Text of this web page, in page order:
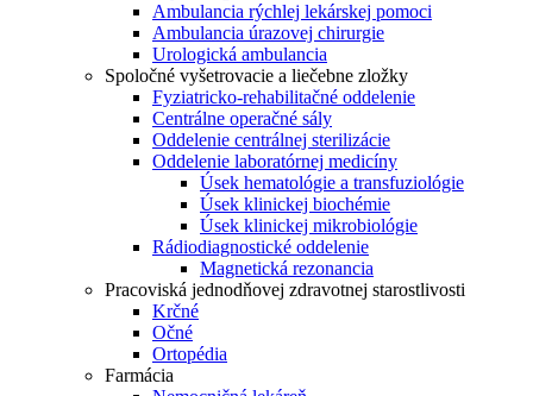
Ambulancia rýchlej lekárskej pomoci
Ambulancia úrazovej chirurgie
Urologická ambulancia
Spoločné vyšetrovacie a liečebne zložky
Fyziatricko-rehabilitačné oddelenie
Centrálne operačné sály
Oddelenie centrálnej sterilizácie
Oddelenie laboratórnej medicíny
Úsek hematológie a transfuziológie
Úsek klinickej biochémie
Úsek klinickej mikrobiológie
Rádiodiagnostické oddelenie
Magnetická rezonancia
Pracoviská jednodňovej zdravotnej starostlivosti
Krčné
Očné
Ortopédia
Farmácia